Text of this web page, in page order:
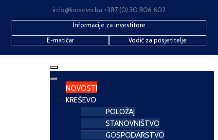
info@kresevo.ba +387 (0) 30 806 602
Informacije za investitore
E-matičar
Vodič za posjetitelje
NOVOSTI
KREŠEVO
POLOŽAJ
STANOVNIŠTVO
GOSPODARSTVO